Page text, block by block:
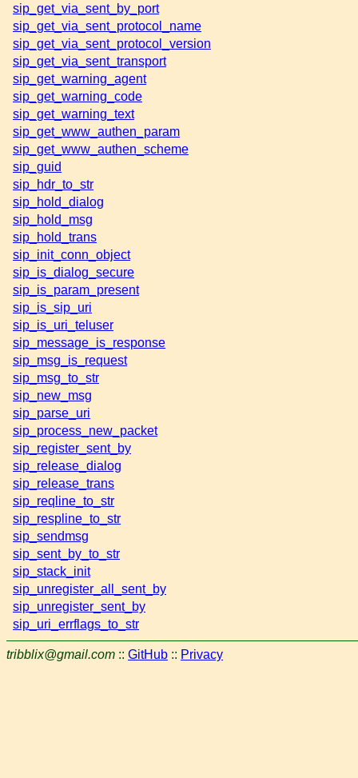
sip_get_via_sent_by_port
sip_get_via_sent_protocol_name
sip_get_via_sent_protocol_version
sip_get_via_sent_transport
sip_get_warning_agent
sip_get_warning_code
sip_get_warning_text
sip_get_www_authen_param
sip_get_www_authen_scheme
sip_guid
sip_hdr_to_str
sip_hold_dialog
sip_hold_msg
sip_hold_trans
sip_init_conn_object
sip_is_dialog_secure
sip_is_param_present
sip_is_sip_uri
sip_is_uri_teluser
sip_message_is_response
sip_msg_is_request
sip_msg_to_str
sip_new_msg
sip_parse_uri
sip_process_new_packet
sip_register_sent_by
sip_release_dialog
sip_release_trans
sip_reqline_to_str
sip_respline_to_str
sip_sendmsg
sip_sent_by_to_str
sip_stack_init
sip_unregister_all_sent_by
sip_unregister_sent_by
sip_uri_errflags_to_str
tribblix@gmail.com :: GitHub :: Privacy